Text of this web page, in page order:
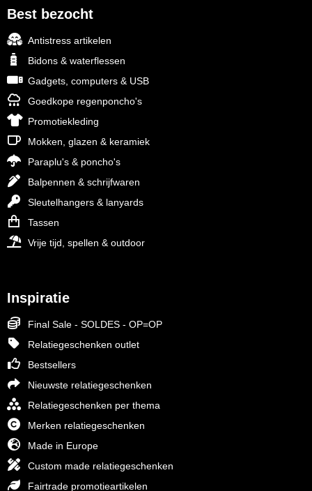
Best bezocht
Antistress artikelen
Bidons & waterflessen
Gadgets, computers & USB
Goedkope regenponcho's
Promotiekleding
Mokken, glazen & keramiek
Paraplu's & poncho's
Balpennen & schrijfwaren
Sleutelhangers & lanyards
Tassen
Vrije tijd, spellen & outdoor
Inspiratie
Final Sale - SOLDES - OP=OP
Relatiegeschenken outlet
Bestsellers
Nieuwste relatiegeschenken
Relatiegeschenken per thema
Merken relatiegeschenken
Made in Europe
Custom made relatiegeschenken
Fairtrade promotieartikelen